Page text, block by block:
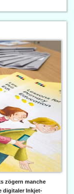
zögern manche
digitaler Inkjet-